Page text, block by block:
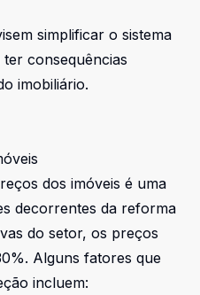
simplificar o sistema
consequências
imobiliário.
dos imóveis é uma
decorrentes da reforma
do setor, os preços
Alguns fatores que
incluem: